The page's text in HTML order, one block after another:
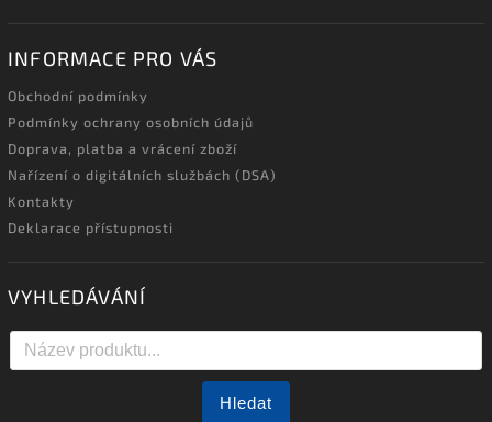
INFORMACE PRO VÁS
Obchodní podmínky
Podmínky ochrany osobních údajů
Doprava, platba a vrácení zboží
Nařízení o digitálních službách (DSA)
Kontakty
Deklarace přístupnosti
VYHLEDÁVÁNÍ
Hledat